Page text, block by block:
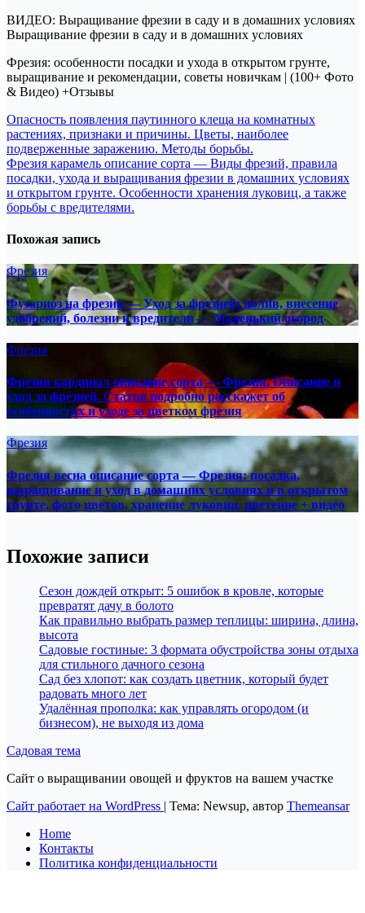
ВИДЕО: Выращивание фрезии в саду и в домашних условиях
Выращивание фрезии в саду и в домашних условиях
Фрезия: особенности посадки и ухода в открытом грунте,
выращивание и рекомендации, советы новичкам | (100+ Фото
& Видео) +Отзывы
Навигация
по
записям
Опасность появления паутинного клеща на комнатных
растениях, признаки и причины. Цветы, наиболее
подверженные заражению. Методы борьбы.
Фрезия карамель описание сорта — Виды фрезий, правила
посадки, ухода и выращивания фрезии в домашних условиях
и открытом грунте. Особенности хранения луковиц, а также
борьбы с вредителями.
Похожая запись
Фрезия
Фузариоз на фрезии — Уход за фрезией: полив, внесение
удобрений, болезни и вредители — Маленький огород
Фрезия
Фрезия кардинал описание сорта — Фрезия. Описание и
уход за фрезией. Статья подробно расскажет об
особенностях и уходе за цветком фрезия
Фрезия
Фрезия весна описание сорта — Фрезия: посадка,
выращивание и уход в домашних условиях и в открытом
грунте, фото цветов, хранение луковиц, цветение + видео
Похожие записи
Сезон дождей открыт: 5 ошибок в кровле, которые
превратят дачу в болото
Как правильно выбрать размер теплицы: ширина, длина,
высота
Садовые гостиные: 3 формата обустройства зоны отдыха
для стильного дачного сезона
Сад без хлопот: как создать цветник, который будет
радовать много лет
Удалённая прополка: как управлять огородом (и
бизнесом), не выходя из дома
Садовая тема
Сайт о выращивании овощей и фруктов на вашем участке
Сайт работает на WordPress | Тема: Newsup, автор Themeansar
Home
Контакты
Политика конфиденциальности